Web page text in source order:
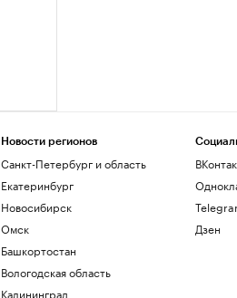
Новости регионов
Санкт-Петербург и область
Екатеринбург
Новосибирск
Омск
Башкортостан
Вологодская область
Калининград
Дзен